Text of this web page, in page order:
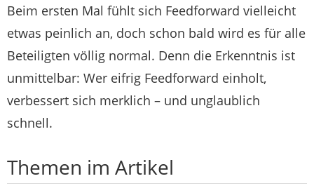
Beim ersten Mal fühlt sich Feedforward vielleicht
etwas peinlich an, doch schon bald wird es für alle
Beteiligten völlig normal. Denn die Erkenntnis ist
unmittelbar: Wer eifrig Feedforward einholt,
verbessert sich merklich – und unglaublich
schnell.
Themen im Artikel